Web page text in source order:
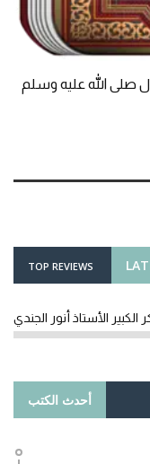
صلى الله عليه وسلم
TOP REVIEWS
الأستاذ أنور الجندي
أحدث الكتب